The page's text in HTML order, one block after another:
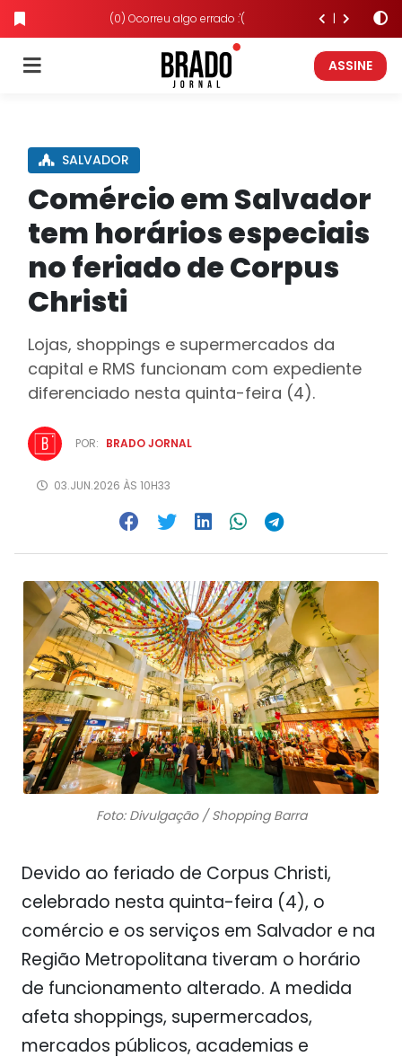
(0) Ocorreu algo errado :'(
ASSINE
SALVADOR
Comércio em Salvador
tem horários especiais
no feriado de Corpus
Christi
Lojas, shoppings e supermercados da
capital e RMS funcionam com expediente
diferenciado nesta quinta-feira (4).
POR: BRADO JORNAL
03.JUN.2026 ÀS 10H33
Foto: Divulgação / Shopping Barra
Devido ao feriado de Corpus Christi,
celebrado nesta quinta-feira (4), o
comércio e os serviços em Salvador e na
Região Metropolitana tiveram o horário
de funcionamento alterado. A medida
afeta shoppings, supermercados,
mercados públicos, academias e